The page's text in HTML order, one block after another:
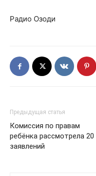
Радио Озоди
Предыдущая статья
Комиссия по правам
ребёнка рассмотрела 20
заявлений